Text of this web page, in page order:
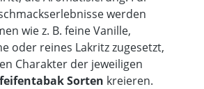
werden
wie z. B. feine Vanille,
oder reines Lakritz zugesetzt,
Charakter der jeweiligen
Sorten kreieren.